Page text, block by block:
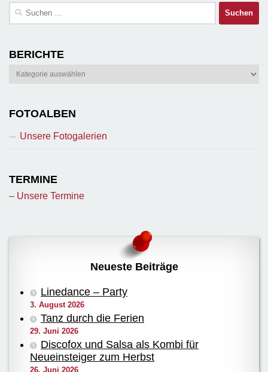
Suchen
BERICHTE
Berichte
FOTOALBEN
Unsere Fotogalerien
TERMINE
– Unsere Termine
Neueste Beiträge
Linedance – Party
3. August 2026
Tanz durch die Ferien
29. Juni 2026
Discofox und Salsa als Kombi für
Neueinsteiger zum Herbst
26. Juni 2026